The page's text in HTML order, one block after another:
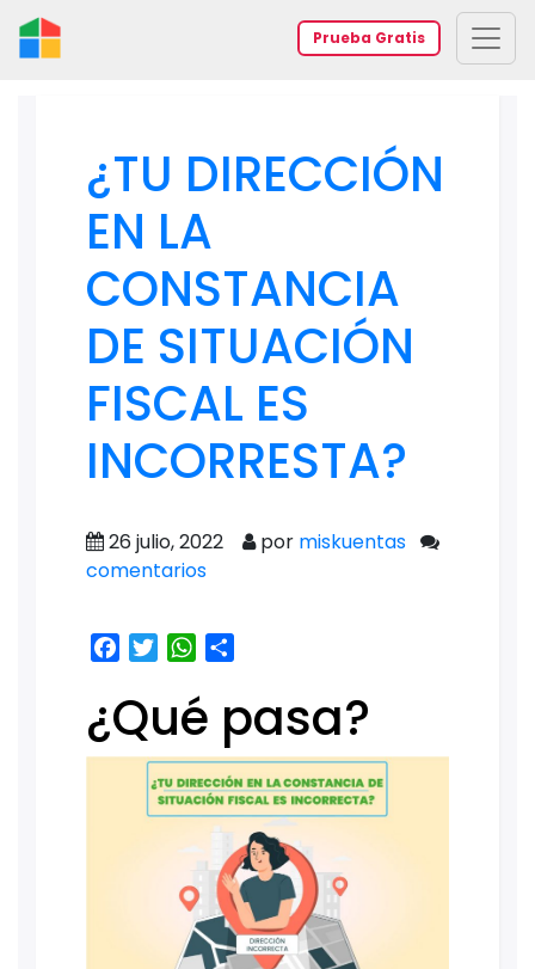
Prueba Gratis
¿TU DIRECCIÓN
EN LA
CONSTANCIA
DE SITUACIÓN
FISCAL ES
INCORRESTA?
26 julio, 2022 por miskuentas
comentarios
Facebook
TwitterWhatsApp
¿Qué pasa?